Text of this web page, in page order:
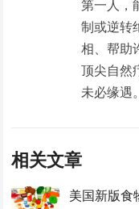
第一人，
制或逆转
相、帮助
顶尖自然
未必缘遇。
相关文章
美国新版食